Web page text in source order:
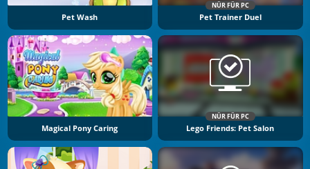
Pet Wash
NÜR FÜR PC
Pet Trainer Duel
Magical Pony Caring
NÜR FÜR PC
Lego Friends: Pet Salon